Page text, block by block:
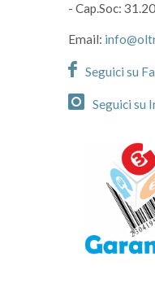
- Cap.Soc:
Email:
Seguici su
Seguici su